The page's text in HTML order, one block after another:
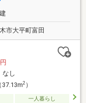
市大平町富田
なし
37.13m2）
一人暮らし